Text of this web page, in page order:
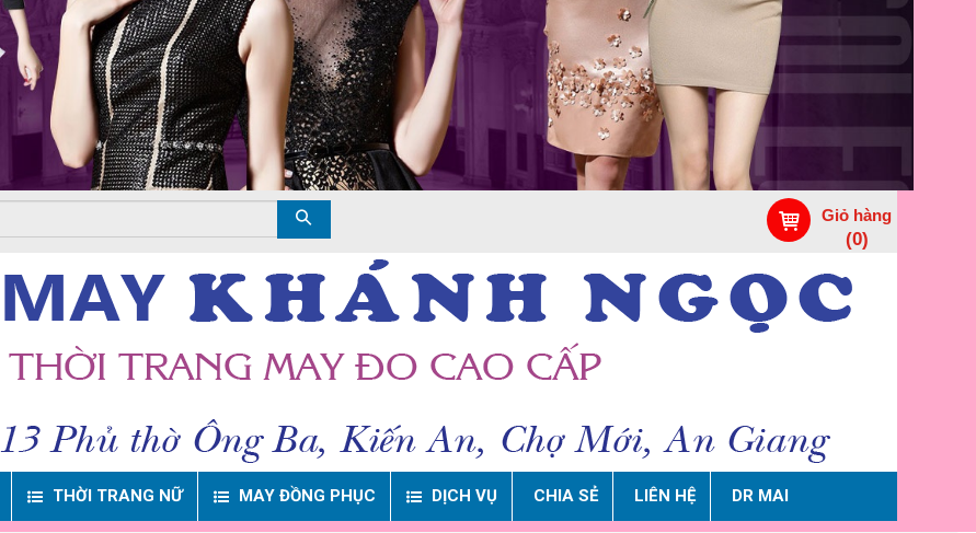
Giỏ hàng
(0)
THỜI TRANG NỮ MAY ĐỒNG PHỤC DỊCH VỤ CHIA SẺ LIÊN HỆ DR MAI